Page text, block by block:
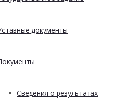
документы
Сведения о результатах